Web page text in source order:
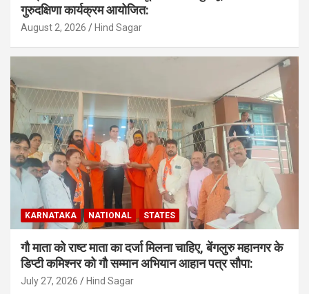
गुरुदक्षिणा कार्यक्रम आयोजित:
August 2, 2026 Hind Sagar
KARNATAKA NATIONAL STATES
गौ माता को राष्ट माता का दर्जा मिलना चाहिए, बेंगलुरु महानगर के
डिप्टी कमिश्नर को गौ सम्मान अभियान आहान पत्र सौपा:
July 27, 2026 Hind Sagar